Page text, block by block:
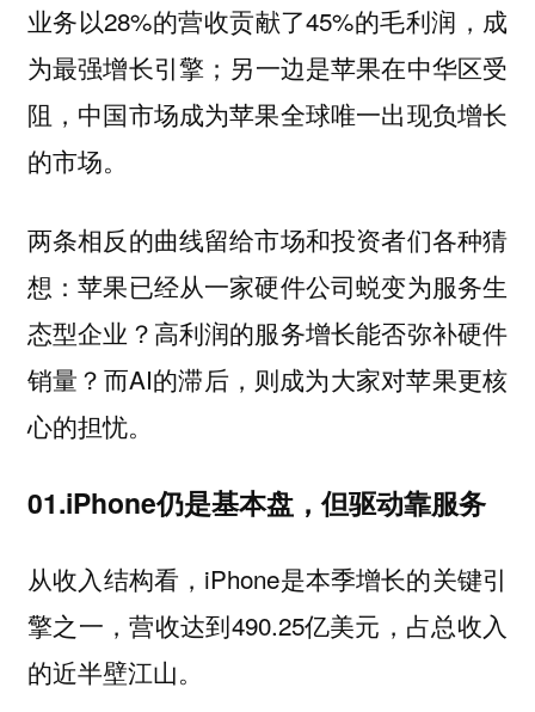
业务以28%的营收贡献了45%的毛利润，成
为最强增长引擎；另一边是苹果在中华区受
阻，中国市场成为苹果全球唯一出现负增长
的市场。
两条相反的曲线留给市场和投资者们各种猜
想：苹果已经从一家硬件公司蜕变为服务生
态型企业？高利润的服务增长能否弥补硬件
销量？而AI的滞后，则成为大家对苹果更核
心的担忧。
01.iPhone仍是基本盘，但驱动靠服务
从收入结构看，iPhone是本季增长的关键引
擎之一，营收达到490.25亿美元，占总收入
的近半壁江山。